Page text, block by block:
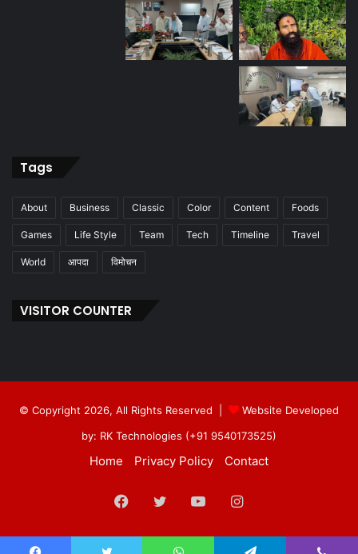
Tags
About Business Classic Color Content Foods
Games Life Style Team Tech Timeline Travel
World आपदा विमोचन
VISITOR COUNTER
© Copyright 2026, All Rights Reserved |
Website Developed
by: RK Technologies (+91 9540173525)
Home Privacy Policy Contact
Facebook
TwitterYouTubeInstagram